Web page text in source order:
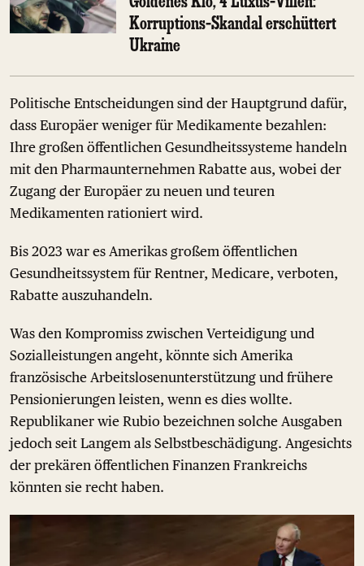
Korruptions-Skandal erschüttert
Ukraine
Politische Entscheidungen sind der Hauptgrund dafür,
dass Europäer weniger für Medikamente bezahlen:
Ihre großen öffentlichen Gesundheitssysteme handeln
mit den Pharmaunternehmen Rabatte aus, wobei der
Zugang der Europäer zu neuen und teuren
Medikamenten rationiert wird.
Bis 2023 war es Amerikas großem öffentlichen
Gesundheitssystem für Rentner, Medicare, verboten,
Rabatte auszuhandeln.
Was den Kompromiss zwischen Verteidigung und
Sozialleistungen angeht, könnte sich Amerika
französische Arbeitslosenunterstützung und frühere
Pensionierungen leisten, wenn es dies wollte.
Republikaner wie Rubio bezeichnen solche Ausgaben
jedoch seit Langem als Selbstbeschädigung. Angesichts
der prekären öffentlichen Finanzen Frankreichs
könnten sie recht haben.